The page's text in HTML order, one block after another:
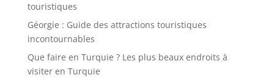
touristiques
Géorgie : Guide des attractions touristiques
incontournables
Que faire en Turquie ? Les plus beaux endroits à
visiter en Turquie